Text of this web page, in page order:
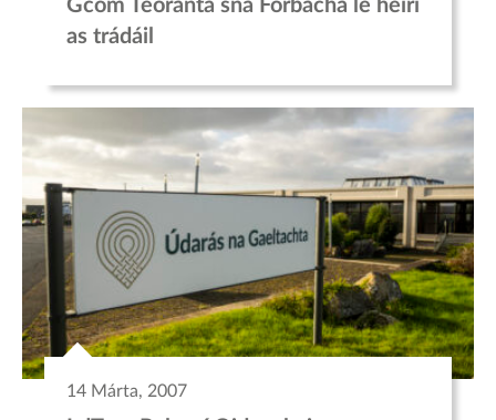
Gcom Teoranta sna Forbacha le héirí
as trádáil
14 Márta, 2007